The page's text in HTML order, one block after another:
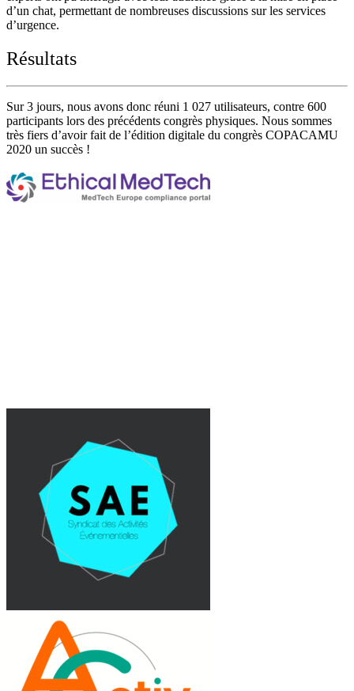
d’un chat, permettant de nombreuses discussions sur les services
d’urgence.
Résultats
Sur 3 jours, nous avons donc réuni 1 027 utilisateurs, contre 600
participants lors des précédents congrès physiques. Nous sommes
très fiers d’avoir fait de l’édition digitale du congrès COPACAMU
2020 un succès !